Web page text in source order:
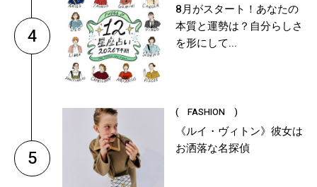
4
8月がスタート！あなたの
本質と運勢は？自分らしさ
を形にして...
5
( FASHION )
《ルイ・ヴィトン》彼女は
お洒落な名探偵